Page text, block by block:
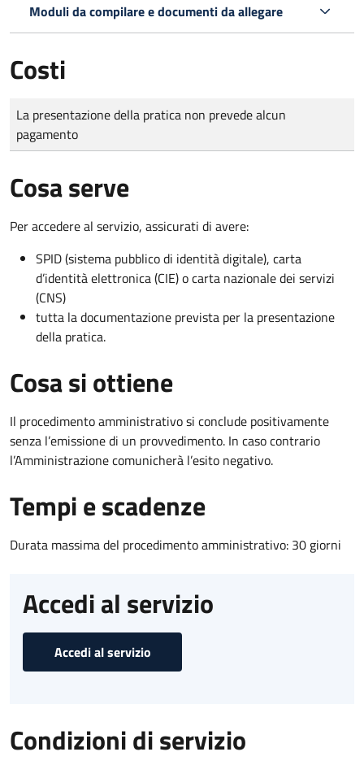
Moduli da compilare e documenti da allegare
Costi
Tipo di pagamento
Importo
La presentazione della pratica non prevede alcun
pagamento
Cosa serve
Per accedere al servizio, assicurati di avere:
SPID (sistema pubblico di identità digitale), carta
d’identità elettronica (CIE) o carta nazionale dei servizi
(CNS)
tutta la documentazione prevista per la presentazione
della pratica.
Cosa si ottiene
Il procedimento amministrativo si conclude positivamente
senza l’emissione di un provvedimento. In caso contrario
l’Amministrazione comunicherà l’esito negativo.
Tempi e scadenze
Durata massima del procedimento amministrativo: 30 giorni
Accedi al servizio
Accedi al servizio
Condizioni di servizio